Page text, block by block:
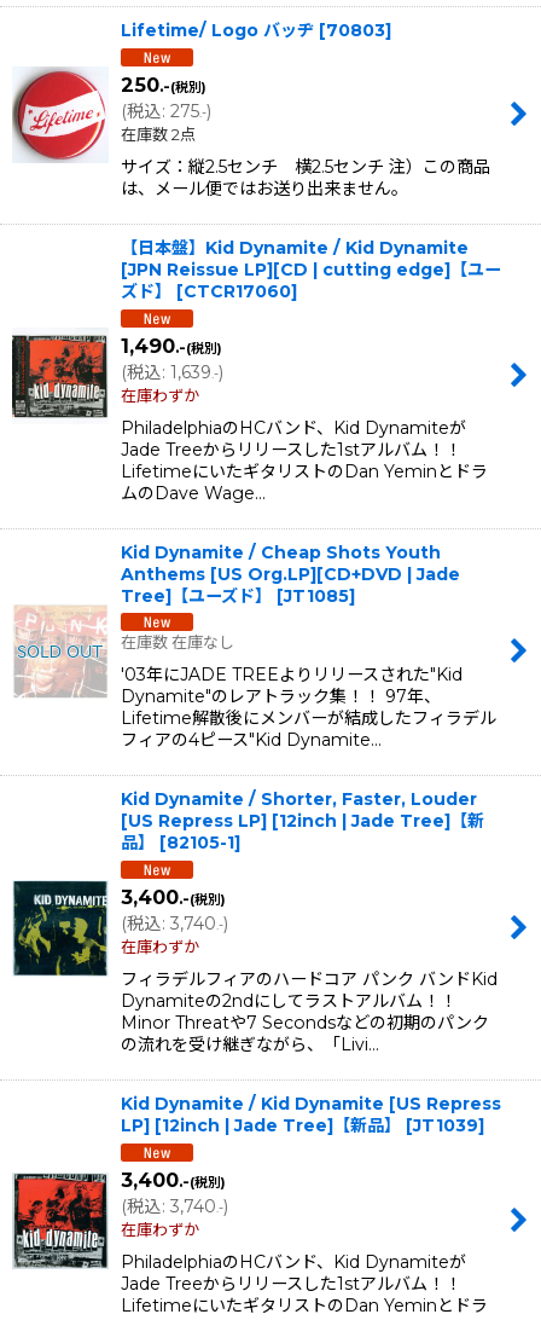
Lifetime/ Logo バッヂ [70803]
250.-(税別)
(税込: 275.-)
在庫数 2点
サイズ：縦2.5センチ 横2.5センチ 注）この商品
は、メール便ではお送り出来ません。
【日本盤】Kid Dynamite / Kid Dynamite
[JPN Reissue LP][CD | cutting edge]【ユー
ズド】
[CTCR17060]
1,490.-(税別)
(税込: 1,639 .-)
在庫わずか
PhiladelphiaのHCバンド、Kid Dynamiteが
Jade Treeからリリースした1stアルバム！！
LifetimeにいたギタリストのDan Yeminとドラ
ムのDave Wage…
Kid Dynamite / Cheap Shots Youth
Anthems [US Org.LP][CD+DVD | Jade
Tree]【ユーズド】
[JT1085]
在庫数 在庫なし
'03年にJADE TREEよりリリースされた"Kid
Dynamite"のレアトラック集！！ 97年、
Lifetime解散後にメンバーが結成したフィラデル
フィアの4ピース"Kid Dynamite…
Kid Dynamite / Shorter, Faster, Louder
[US Repress LP] [12inch | Jade Tree]【新
品】
[82105-1]
3,400.-(税別)
(税込: 3,740.-)
在庫わずか
フィラデルフィアのハードコア パンク バンドKid
Dynamiteの2ndにしてラストアルバム！！
Minor Threatや7 Secondsなどの初期のパンク
の流れを受け継ぎながら、「Livi…
Kid Dynamite / Kid Dynamite [US Repress
LP] [12inch | Jade Tree]【新品】
[JT1039]
3,400.-(税別)
(税込: 3,740.-)
在庫わずか
PhiladelphiaのHCバンド、Kid Dynamiteが
Jade Treeからリリースした1stアルバム！！
LifetimeにいたギタリストのDan Yeminとドラ